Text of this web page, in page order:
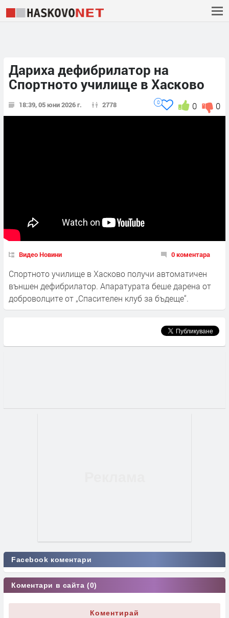
Дариха дефибрилатор на
Спортното училище в Хасково
18:39, 05 юни 2026 г. 2778 0
0
0
Видео Новини 0 коментара
Спортното училище в Хасково получи автоматичен
външен дефибрилатор. Апаратурата беше дарена от
доброволците от „Спасителен клуб за бъдеще“.
Facebook коментари
Коментари в сайта (0)
Коментирай